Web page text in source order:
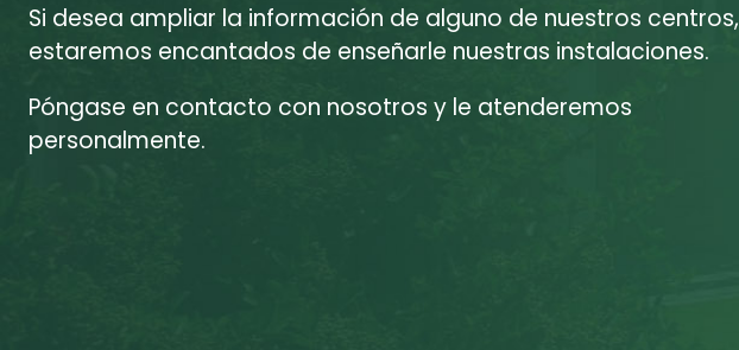
Si desea ampliar la información de alguno de nuestros centros,
estaremos encantados de enseñarle nuestras instalaciones.
Póngase en contacto con nosotros y le atenderemos
personalmente.